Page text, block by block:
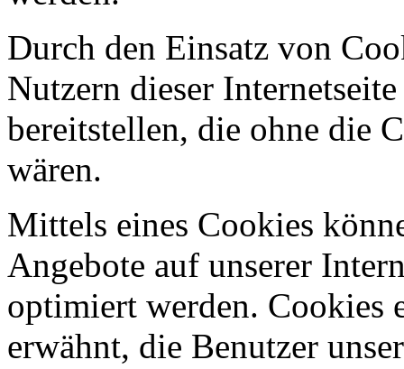
Durch den Einsatz von
Nutzern dieser
bereitstellen, die ohne die
wären.
Mittels eines Cookies
Angebote auf unserer
optimiert werden. Cookies
erwähnt, die Benutzer